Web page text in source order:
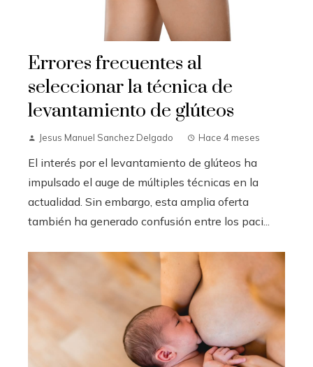
Errores frecuentes al
seleccionar la técnica de
levantamiento de glúteos
Jesus Manuel Sanchez Delgado Hace 4 meses
El interés por el levantamiento de glúteos ha
impulsado el auge de múltiples técnicas en la
actualidad. Sin embargo, esta amplia oferta
también ha generado confusión entre los paci...